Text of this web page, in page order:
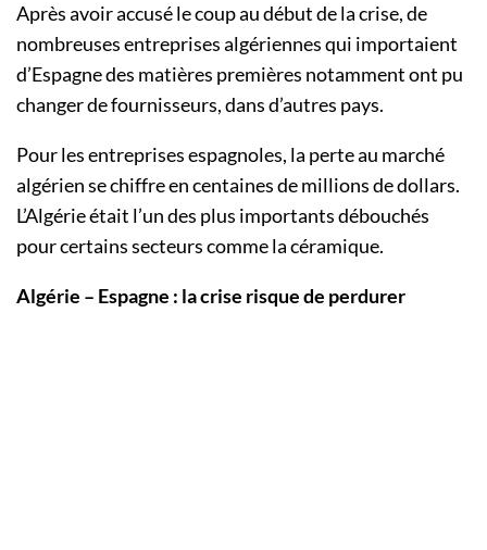
Après avoir accusé le coup au début de la crise, de
nombreuses entreprises algériennes qui importaient
d’Espagne des matières premières notamment ont pu
changer de fournisseurs, dans d’autres pays.
Pour les entreprises espagnoles, la perte au marché
algérien se chiffre en centaines de millions de dollars.
L’Algérie était l’un des plus importants débouchés
pour certains secteurs comme la céramique.
Algérie – Espagne : la crise risque de perdurer